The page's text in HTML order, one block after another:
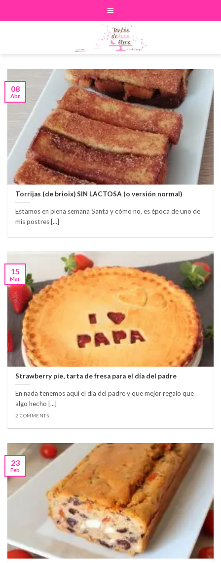
Torrijas (de brioix) SIN LACTOSA (o versión normal)
Estamos en plena semana Santa y cómo no, es época de uno de
mis postres [...]
08
Abr
Strawberry pie, tarta de fresa para el día del padre
En nada tenemos aquí el día del padre y que mejor regalo que
algo hecho [...]
2 COMMENTS
15
Mar
23
Feb